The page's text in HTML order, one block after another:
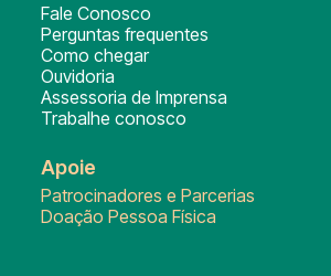
Fale Conosco
Perguntas frequentes
Como chegar
Ouvidoria
Assessoria de Imprensa
Trabalhe conosco
Apoie
Patrocinadores e Parcerias
Doação Pessoa Física